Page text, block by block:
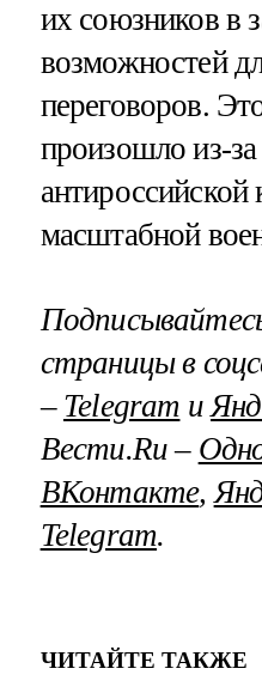
их союзников в
возможностей
переговоров.
произошло из-
антироссийской
масштабной
страницы в
– Telegram и
Вести.Ru –
ВКонтакте,
Telegram.
ЧИТАЙТЕ ТАКЖЕ